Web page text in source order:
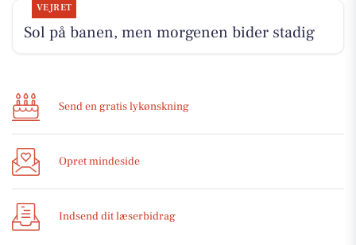
VEJRET
Sol på banen, men morgenen bider stadig
Send en gratis lykønskning
Opret mindeside
Indsend dit læserbidrag